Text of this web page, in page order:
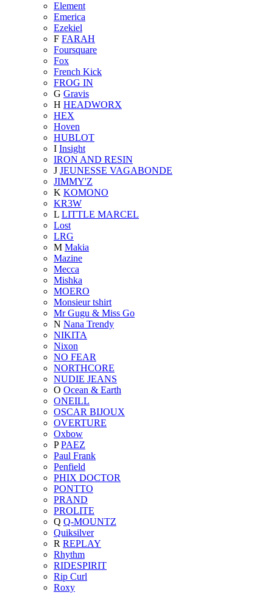
Element
Emerica
Ezekiel
F FARAH
Foursquare
Fox
French Kick
FROG IN
G Gravis
H HEADWORX
HEX
Hoven
HUBLOT
I Insight
IRON AND RESIN
J JEUNESSE VAGABONDE
JIMMY'Z
K KOMONO
KR3W
L LITTLE MARCEL
Lost
LRG
M Makia
Mazine
Mecca
Mishka
MOERO
Monsieur tshirt
Mr Gugu & Miss Go
N Nana Trendy
NIKITA
Nixon
NO FEAR
NORTHCORE
NUDIE JEANS
O Ocean & Earth
ONEILL
OSCAR BIJOUX
OVERTURE
Oxbow
P PAEZ
Paul Frank
Penfield
PHIX DOCTOR
PONTTO
PRAND
PROLITE
Q Q-MOUNTZ
Quiksilver
R REPLAY
Rhythm
RIDESPIRIT
Rip Curl
Roxy